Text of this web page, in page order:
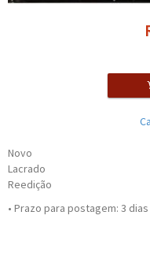
Novo
Lacrado
Reedição
• Prazo para postagem: 3